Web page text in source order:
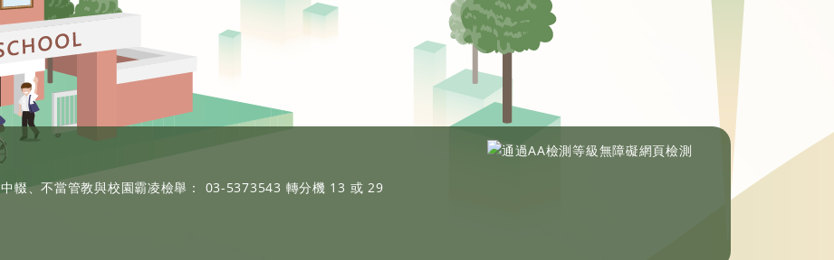
中輟、不當管教與校園霸凌檢舉： 03-5373543 轉分機 13 或 29